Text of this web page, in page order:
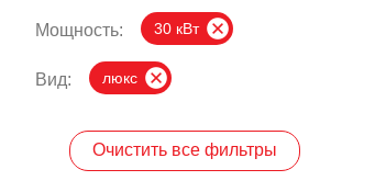
Мощность: 30 кВт
Вид: люкс
Очистить все фильтры